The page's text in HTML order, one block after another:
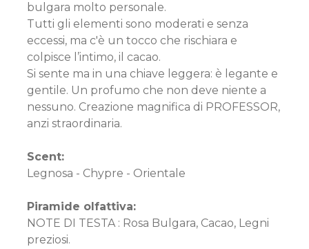
bulgara molto personale.
Tutti gli elementi sono moderati e senza
eccessi, ma c'è un tocco che rischiara e
colpisce l’intimo, il cacao.
Si sente ma in una chiave leggera: è legante e
gentile. Un profumo che non deve niente a
nessuno. Creazione magnifica di PROFESSOR,
anzi straordinaria.
Scent:
Legnosa - Chypre - Orientale
Piramide olfattiva:
NOTE DI TESTA : Rosa Bulgara, Cacao, Legni
preziosi.